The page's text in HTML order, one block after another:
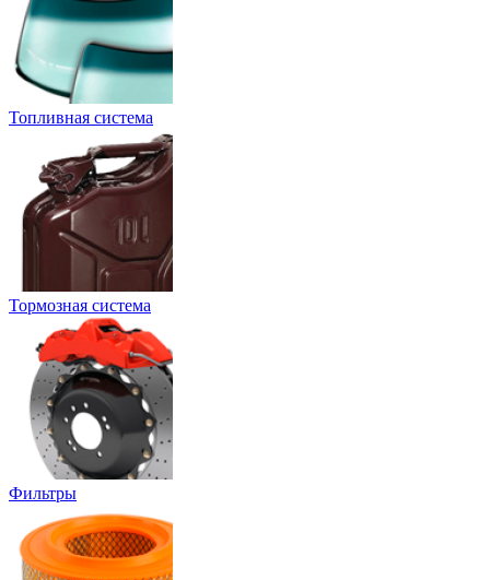
Топливная система
Тормозная система
Фильтры